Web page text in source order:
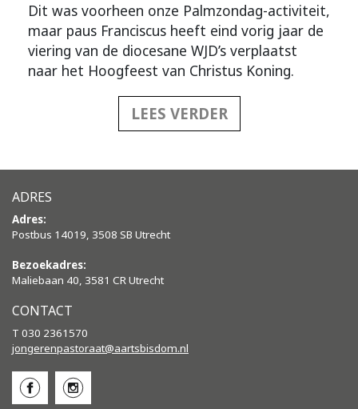
Dit was voorheen onze Palmzondag-activiteit,
maar paus Franciscus heeft eind vorig jaar de
viering van de diocesane WJD’s verplaatst
naar het Hoogfeest van Christus Koning.
LEES VERDER
ADRES
Adres:
Postbus 14019, 3508 SB Utrecht
Bezoekadres:
Maliebaan 40, 3581 CR Utrecht
CONTACT
T 030 2361570
jongerenpastoraat@aartsbisdom.nl